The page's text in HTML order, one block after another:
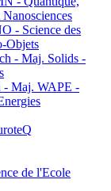
- Science des
Objets
- Maj. Solids -
Maj. WAPE -
de l'Ecole